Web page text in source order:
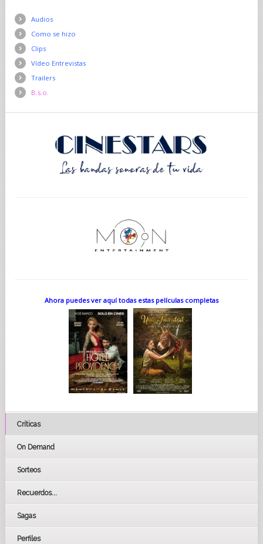
Audios
Como se hizo
Clips
Vídeo Entrevistas
Trailers
B.s.o.
Ahora puedes ver aquí todas estas películas completas
Críticas
On Demand
Sorteos
Recuerdos...
Sagas
Perfiles